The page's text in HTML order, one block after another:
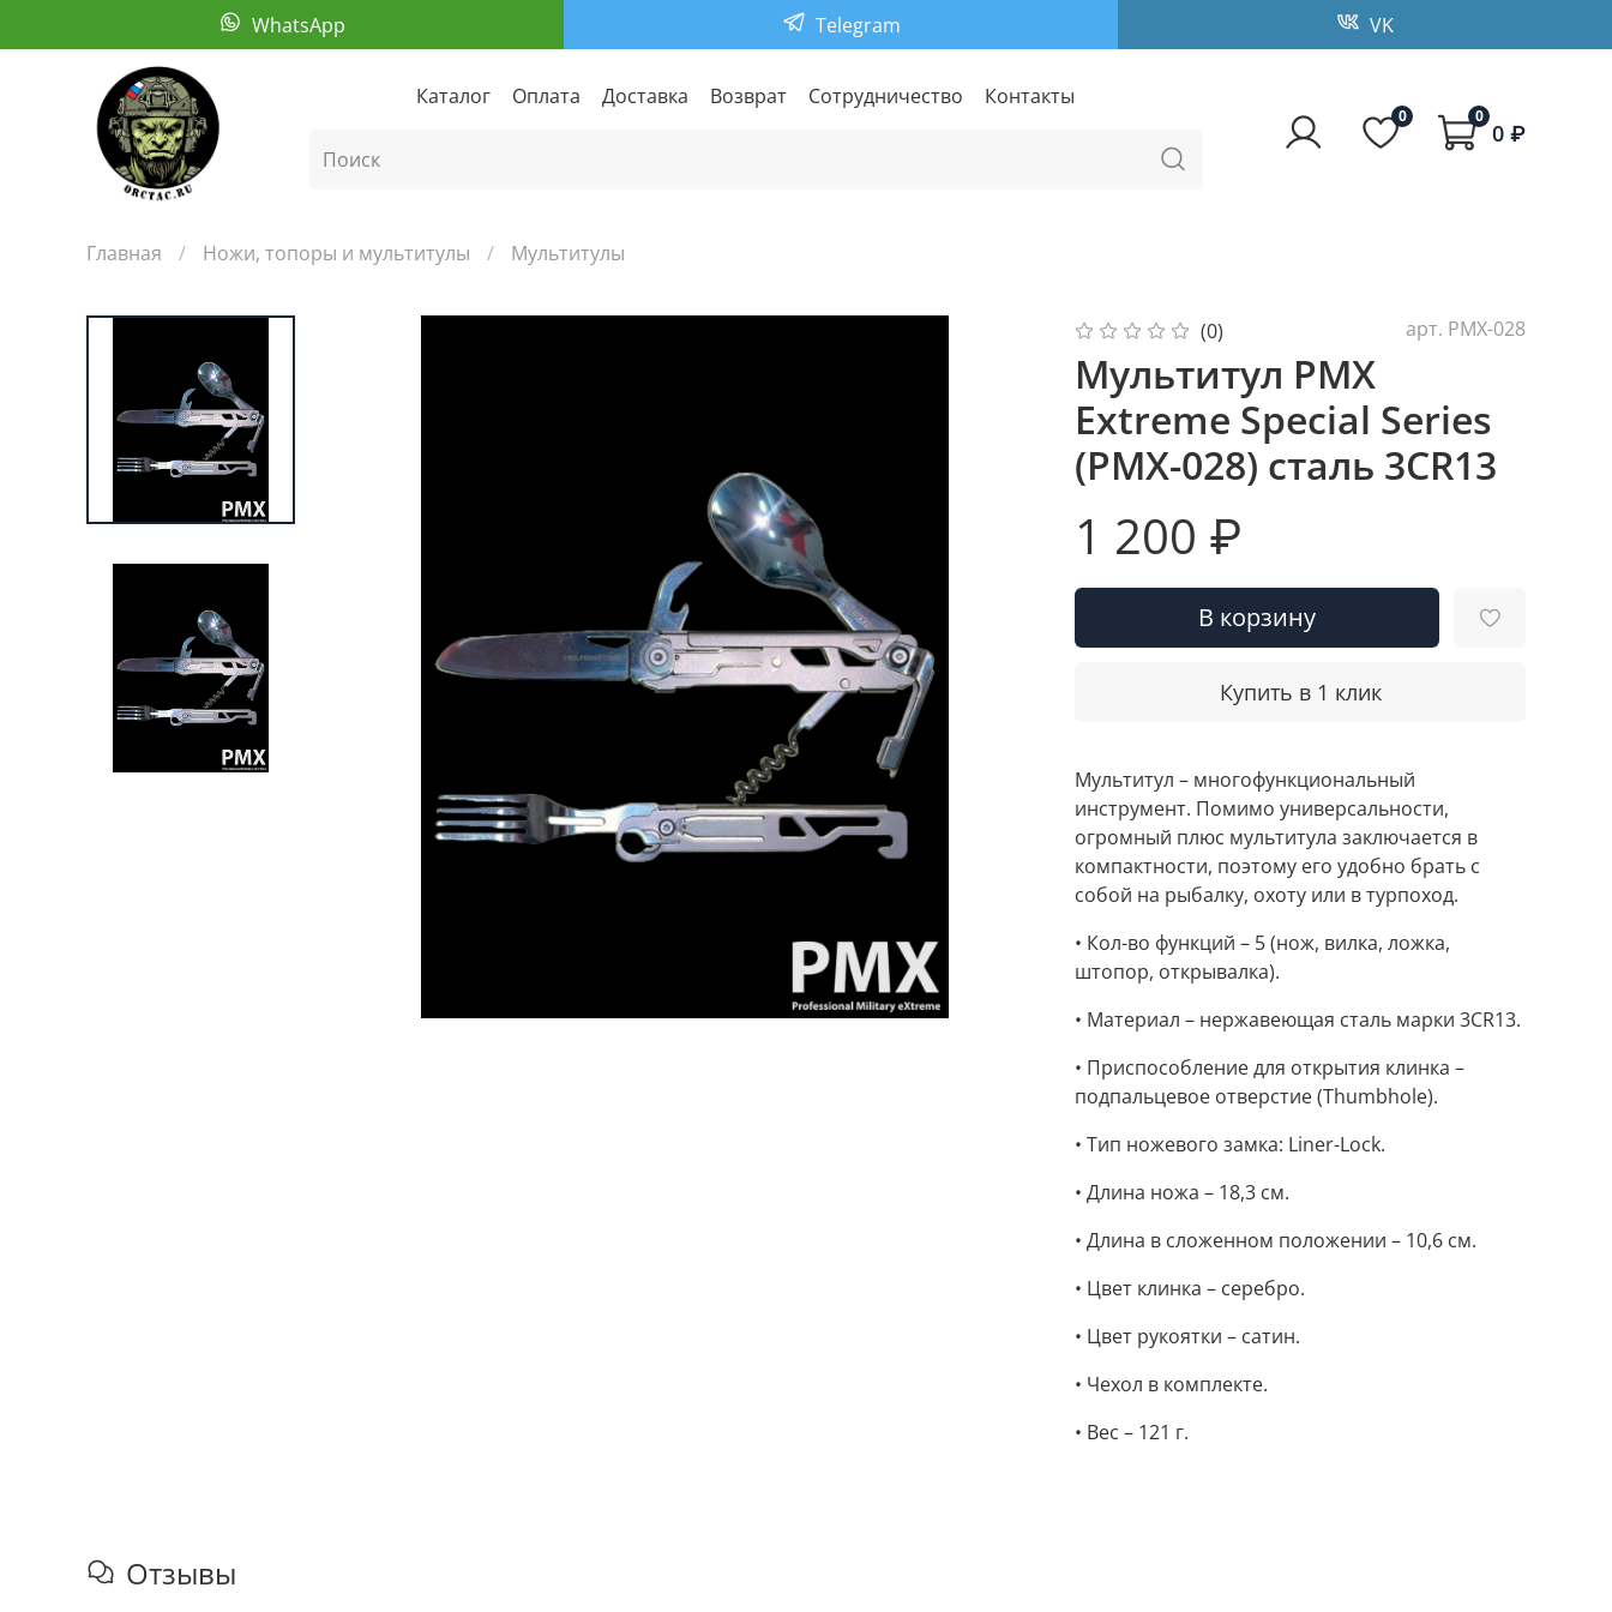
WhatsApp Telegram VK
Каталог Оплата Доставка Возврат Сотрудничество Контакты
0 0
0 ₽
Главная Ножи, топоры и мультитулы Мультитулы
(0) арт. PMX-028
Мультитул PMX
Extreme Special Series
(PMX-028) сталь 3CR13
1 200 ₽
В корзину
Купить в 1 клик
Мультитул – многофункциональный
инструмент. Помимо универсальности,
огромный плюс мультитула заключается в
компактности, поэтому его удобно брать с
собой на рыбалку, охоту или в турпоход.
• Кол-во функций – 5 (нож, вилка, ложка,
штопор, открывалка).
• Материал – нержавеющая сталь марки 3CR13.
• Приспособление для открытия клинка –
подпальцевое отверстие (Thumbhole).
• Тип ножевого замка: Liner-Lock.
• Длина ножа – 18,3 см.
• Длина в сложенном положении – 10,6 см.
• Цвет клинка – серебро.
• Цвет рукоятки – сатин.
• Чехол в комплекте.
• Вес – 121 г.
Отзывы